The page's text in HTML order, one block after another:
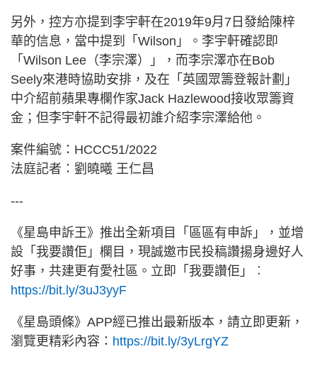
另外，控方亦提到李宇軒在2019年9月7日發給陳梓
華的信息，當中提到「Wilson」。李宇軒確認即
「Wilson Lee（李宗澤）」，而李宗澤亦在Bob
Seely來港時協助安排，及在「英國眾籌登報計劃」
中介紹前蘋果專欄作家Jack Hazlewood接收眾籌資
金；但李宇軒不記得最初誰介紹李宗澤給他。
案件編號：HCCC51/2022
法庭記者：劉曉曦 王仁昌
---
《星島申訴王》推出全新項目「區區有申訴」，並增
設「我要讚佢」欄目，現誠邀市民投稿讚揚身邊好人
好事，共建更有愛社區。立即「我要讚佢」︰
https://bit.ly/3uJ3yyF
《星島頭條》APP經已推出最新版本，請立即更新，
瀏覽更精彩內容： https://bit.ly/3yLrgYZ